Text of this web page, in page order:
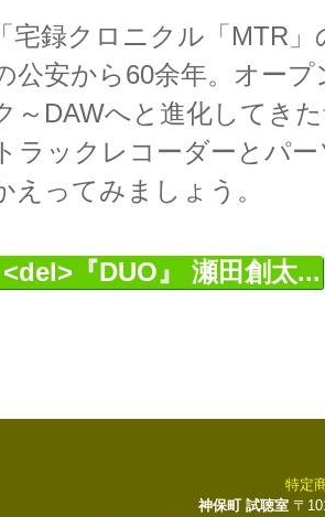
宅録クロニクル「MTR」
公安から60余年。オー
～DAWへと進化してき
ラックレコーダーとパ
えってみましょう。
<del>『DUO』 瀬田創太...
特定
神保町 試聴室 〒